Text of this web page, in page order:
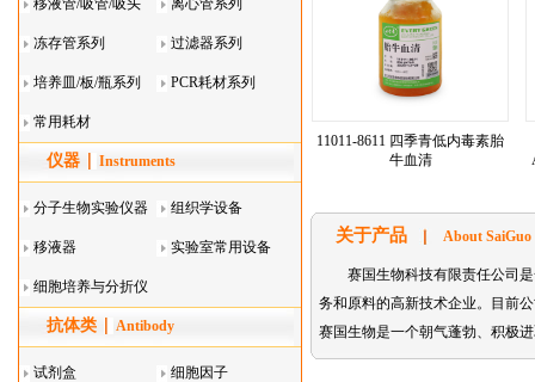
移液管/吸管/吸头
系列
离心管系列
冻存管系列 过滤器系列
培养皿/板/瓶系列 PCR耗材系列
常用耗材
仪器 Instruments
分子生物实验仪器 组织学设备
移液器 实验室常用设备
细胞培养与分折仪
器叠
抗体类 Antibody
试剂盒 细胞因子
11011-8611 四季青低内毒素胎
牛血清
关于产品 About SaiGuo
赛国生物科技有限责任公司
务和原料的高新技术企业。目前公
赛国生物是一个朝气蓬勃、积极